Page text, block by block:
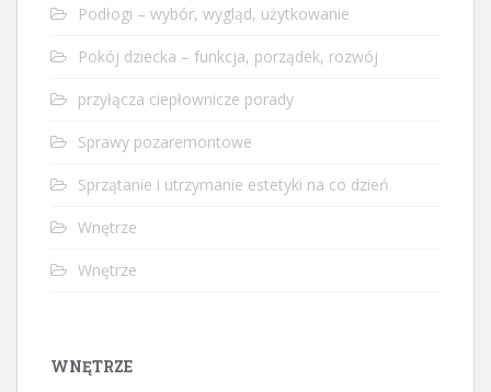
Podłogi – wybór, wygląd, użytkowanie
Pokój dziecka – funkcja, porządek, rozwój
przyłącza ciepłownicze porady
Sprawy pozaremontowe
Sprzątanie i utrzymanie estetyki na co dzień
Wnętrze
Wnętrze
WNĘTRZE